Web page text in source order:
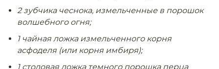
2 зубчика чеснока, измельченные в порошок
волшебного огня;
1 чайная ложка измельченного корня
асфоделя (или корня имбиря);
1 столовая ложка темного порошка перца